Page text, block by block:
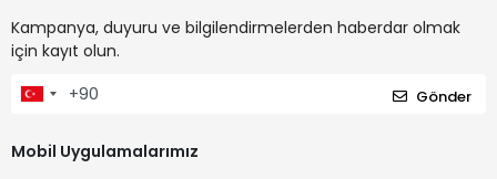
Kampanya, duyuru ve bilgilendirmelerden haberdar olmak
için kayıt olun.
Gönder
Mobil Uygulamalarımız